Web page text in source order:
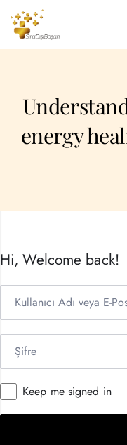
energy
Hi, Welcome back!
Keep me signed in